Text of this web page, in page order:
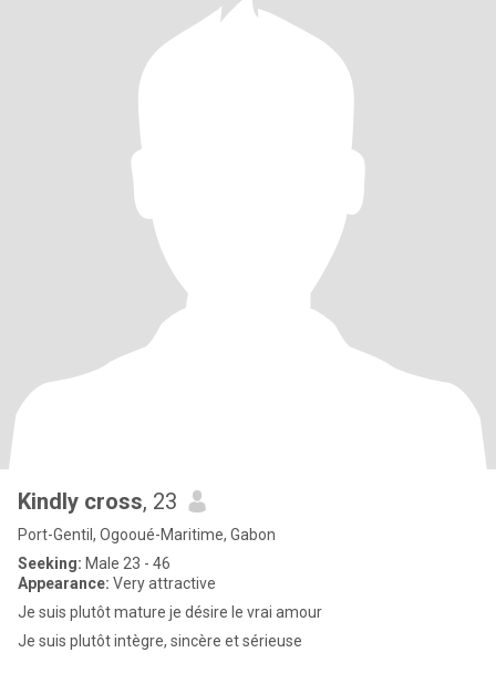
Kindly cross, 23
Port-Gentil, Ogooué-Maritime, Gabon
Seeking: Male 23 - 46
Appearance: Very attractive
Je suis plutôt mature je désire le vrai amour
Je suis plutôt intègre, sincère et sérieuse